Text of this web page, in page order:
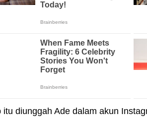
itu diunggah Ade dalam akun